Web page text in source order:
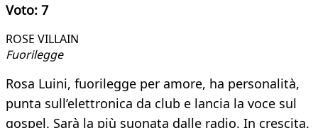
Voto: 7
ROSE VILLAIN
Fuorilegge
Rosa Luini, fuorilegge per amore, ha personalità,
punta sull’elettronica da club e lancia la voce sul
gospel. Sarà la più suonata dalle radio. In crescita.